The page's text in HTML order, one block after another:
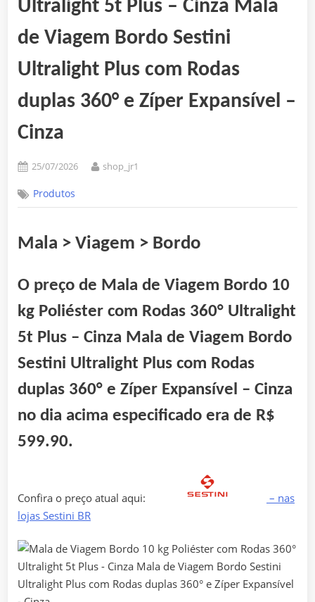
Ultralight 5t Plus – Cinza Mala
de Viagem Bordo Sestini
Ultralight Plus com Rodas
duplas 360° e Zíper Expansível –
Cinza
Posted
25/07/2026 By
shop_jr1
Produtos
Mala > Viagem > Bordo
O preço de Mala de Viagem Bordo 10
kg Poliéster com Rodas 360° Ultralight
5t Plus – Cinza Mala de Viagem Bordo
Sestini Ultralight Plus com Rodas
duplas 360° e Zíper Expansível – Cinza
no dia acima especificado era de R$
599.90.
Confira o preço atual aqui:
– nas
lojas Sestini BR